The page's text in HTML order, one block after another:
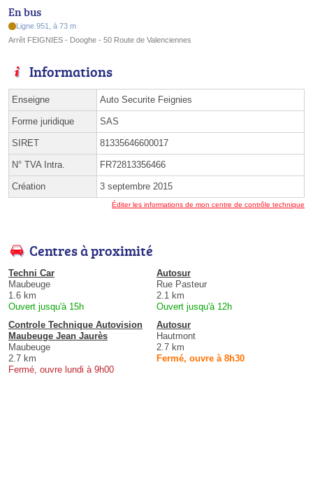
En bus
Ligne 951, à 73 m
Arrêt FEIGNIES - Dooghe - 50 Route de Valenciennes
Informations
Enseigne Auto Securite Feignies
Forme juridique SAS
SIRET 81335646600017
N° TVA Intra. FR72813356466
Création 3 septembre 2015
Éditer les informations de mon centre de contrôle technique
Centres à proximité
Techni Car
Maubeuge
1.6 km
Ouvert jusqu'à 15h
Autosur
Rue Pasteur
2.1 km
Ouvert jusqu'à 12h
Controle Technique Autovision
Maubeuge Jean Jaurès
Maubeuge
2.7 km
Fermé, ouvre lundi à 9h00
Autosur
Hautmont
2.7 km
Fermé, ouvre à 8h30